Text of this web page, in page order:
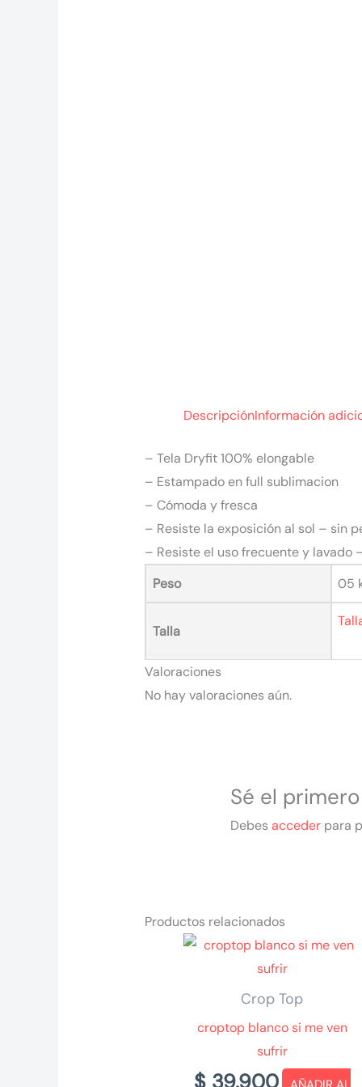
DescripciónInformación
– Tela Dryfit 100% elongable
– Estampado en full sublimacion
– Cómoda y fresca
– Resiste la exposición al sol – sin
– Resiste el uso frecuente y lavado
Peso
05
Talla
Valoraciones
No hay valoraciones aún.
Sé el
Debesacceder para
Productos relacionados
Crop Top
croptop blanco si me ven
sufrir